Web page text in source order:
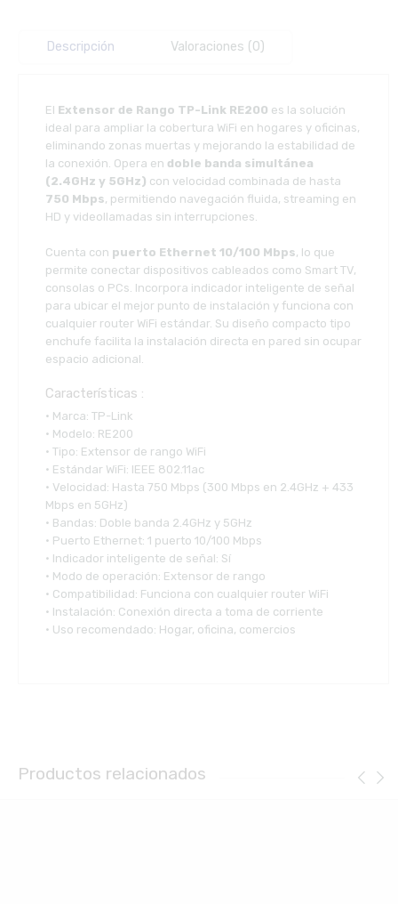
Descripción Valoraciones (0)
El Extensor de Rango TP-Link RE200 es la solución
ideal para ampliar la cobertura WiFi en hogares y oficinas,
eliminando zonas muertas y mejorando la estabilidad de
la conexión. Opera en doble banda simultánea
(2.4GHz y 5GHz) con velocidad combinada de hasta
750 Mbps, permitiendo navegación fluida, streaming en
HD y videollamadas sin interrupciones.
Cuenta con puerto Ethernet 10/100 Mbps, lo que
permite conectar dispositivos cableados como Smart TV,
consolas o PCs. Incorpora indicador inteligente de señal
para ubicar el mejor punto de instalación y funciona con
cualquier router WiFi estándar. Su diseño compacto tipo
enchufe facilita la instalación directa en pared sin ocupar
espacio adicional.
Características :
• Marca: TP-Link
• Modelo: RE200
• Tipo: Extensor de rango WiFi
• Estándar WiFi: IEEE 802.11ac
• Velocidad: Hasta 750 Mbps (300 Mbps en 2.4GHz + 433
Mbps en 5GHz)
• Bandas: Doble banda 2.4GHz y 5GHz
• Puerto Ethernet: 1 puerto 10/100 Mbps
• Indicador inteligente de señal: Sí
• Modo de operación: Extensor de rango
• Compatibilidad: Funciona con cualquier router WiFi
• Instalación: Conexión directa a toma de corriente
• Uso recomendado: Hogar, oficina, comercios
Productos relacionados